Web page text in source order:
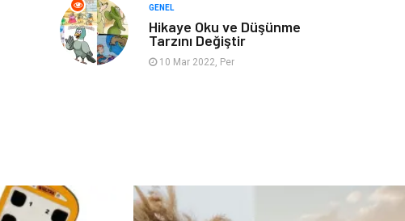
GENEL
Hikaye Oku ve Düşünme
Tarzını Değiştir
10 Mar 2022, Per